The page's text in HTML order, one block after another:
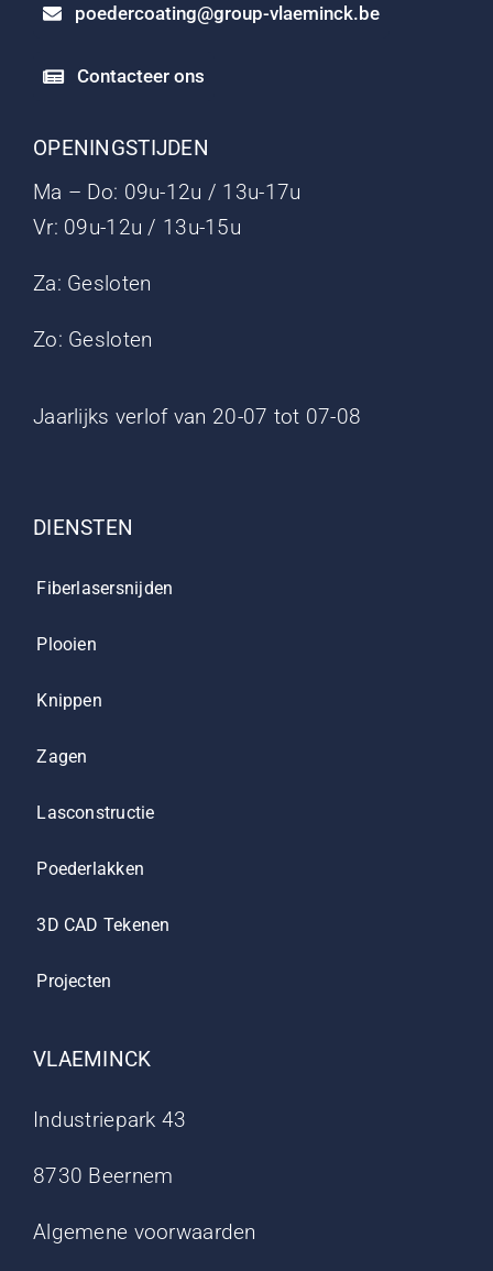
poedercoating@group-vlaeminck.be
Contacteer ons
OPENINGSTIJDEN
Ma – Do: 09u-12u / 13u-17u
Vr: 09u-12u / 13u-15u
Za: Gesloten
Zo: Gesloten
Jaarlijks verlof van 20-07 tot 07-08
DIENSTEN
Fiberlasersnijden
Plooien
Knippen
Zagen
Lasconstructie
Poederlakken
3D CAD Tekenen
Projecten
VLAEMINCK
Industriepark 43
8730 Beernem
Algemene voorwaarden